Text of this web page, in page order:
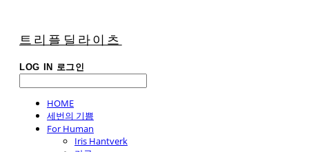
트리플딜라이츠
LOG IN 로그인
HOME
세번의 기쁨
For Human
Iris Hantverk